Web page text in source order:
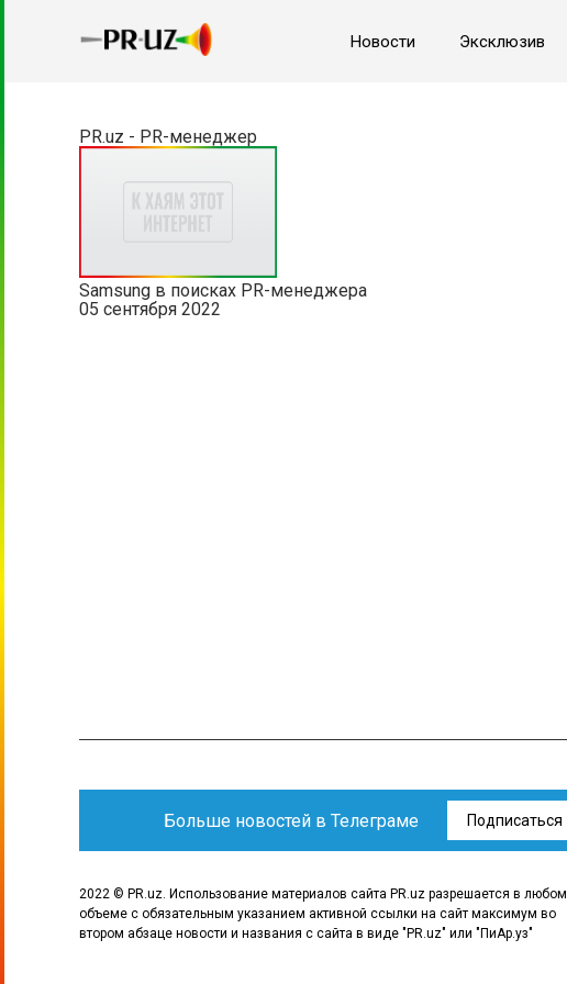
Новости Эксклюзив
PR.uz - PR-менеджер
Samsung в поисках PR-менеджера
05 сентября 2022
Больше новостей в Телеграме Подписаться
2022 © PR.uz. Использование материалов сайта PR.uz разрешается в любом
объеме с обязательным указанием активной ссылки на сайт максимум во
втором абзаце новости и названия с сайта в виде "PR.uz" или "ПиАр.уз"